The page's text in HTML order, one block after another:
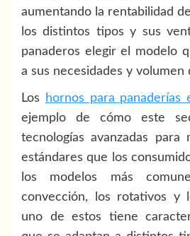
aumentando la rentabilidad
los distintos tipos y sus
panaderos elegir el modelo
a sus necesidades y volumen
Los hornos para panaderías
ejemplo de cómo este
tecnologías avanzadas para
estándares que los
los modelos más
convección, los rotativos y
uno de estos tiene